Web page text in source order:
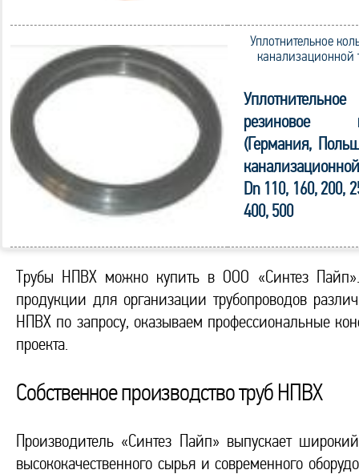
Уплотнительное
канализационной
Уплотнительное
резиновое
(Германия,
Dn 110, 160, 200,
400, 500
Трубы НПВХ можно купить в ООО «Синтез Пайп».
продукции для организации трубопроводов
НПВХ по запросу, оказываем профессиональные
проекта.
Собственное производство труб НПВХ
Производитель «Синтез Пайп» выпускает
высококачественного сырья и современного